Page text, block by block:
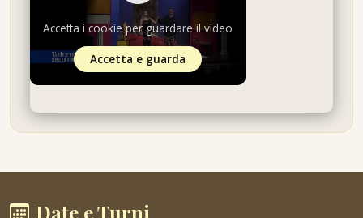
Accetta i cookie per guardare il video
Accetta e guarda
Date e Turni